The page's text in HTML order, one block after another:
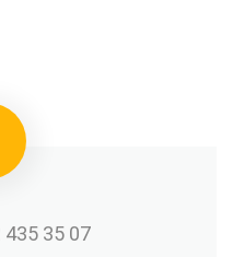
435 35 07